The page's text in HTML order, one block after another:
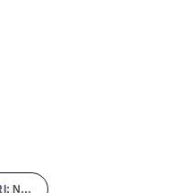
RENTRI: Nessun Obbligo Iscrizione Per Alcune Categorie di Soggetti